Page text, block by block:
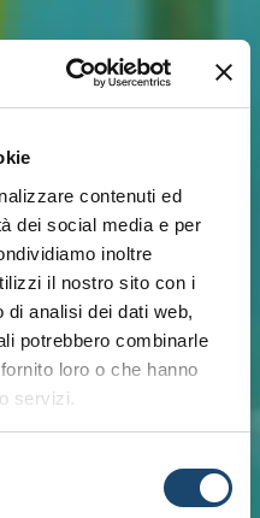
contenuti ed
dei social media e per
inoltre
il nostro sito con i
analisi dei dati web,
potrebbero combinarle
loro o che hanno
servizi.